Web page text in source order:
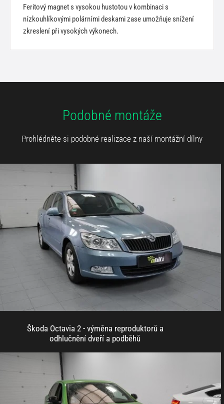
Feritový magnet s vysokou hustotou v kombinaci s
nízkouhlíkovými polárními deskami zase umožňuje snížení
zkreslení při vysokých výkonech.
Podobné montáže
Prohlédněte si podobné realizace z naší montážní dílny
Škoda Octavia 2 - výměna reproduktorů a
odhlučnění dveří a podběhů